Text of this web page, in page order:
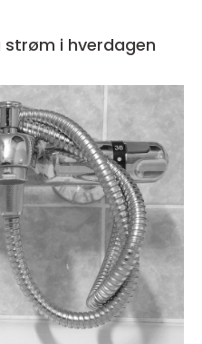
i molde trygg strøm i hverdagen